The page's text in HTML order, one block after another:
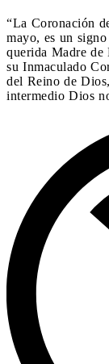
“La Coronación
mayo, es un
querida Madre de
su Inmaculado
del Reino de
intermedio Dios